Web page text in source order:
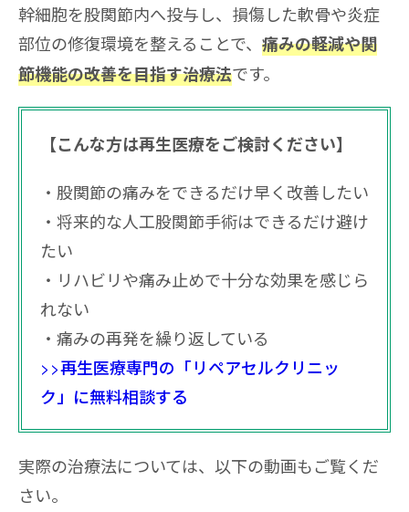
幹細胞を股関節内へ投与し、損傷した軟骨や炎症
部位の修復環境を整えることで、 痛みの軽減や関
節機能の改善を目指す治療法です。
【こんな方は再生医療をご検討ください】
股関節の痛みをできるだけ早く改善したい
将来的な人工股関節手術はできるだけ避け
たい
リハビリや痛み止めで十分な効果を感じら
れない
痛みの再発を繰り返している
>>再生医療専門の「リペアセルクリニッ
ク」に無料相談する
実際の治療法については、以下の動画もご覧くだ
さい。